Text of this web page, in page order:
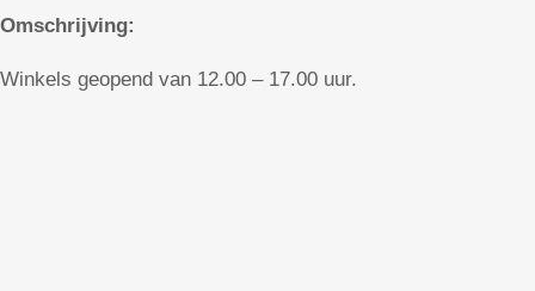
Omschrijving:
Winkels geopend van 12.00 – 17.00 uur.